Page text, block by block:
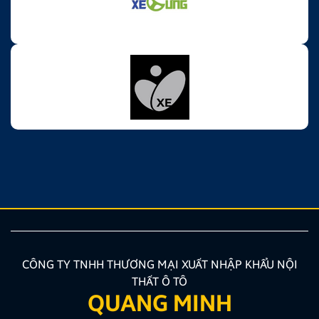
CÔNG TY TNHH THƯƠNG MẠI XUẤT NHẬP KHẨU NỘI
THẤT Ô TÔ
QUANG MINH